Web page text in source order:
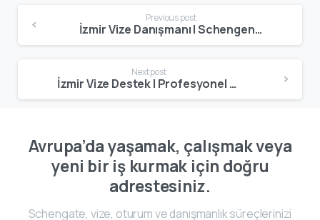
Previous post
İzmir Vize Danışmanı | Schengen, Oturum & Çalışma Vizesi Uzmanı
Next post
İzmir Vize Destek | Profesyonel Vize & Oturum Danışmanlığı
Avrupa’da yaşamak, çalışmak veya
yeni bir iş kurmak için doğru
adrestesiniz.
Schengate, vize, oturum ve danışmanlık süreçlerinizi